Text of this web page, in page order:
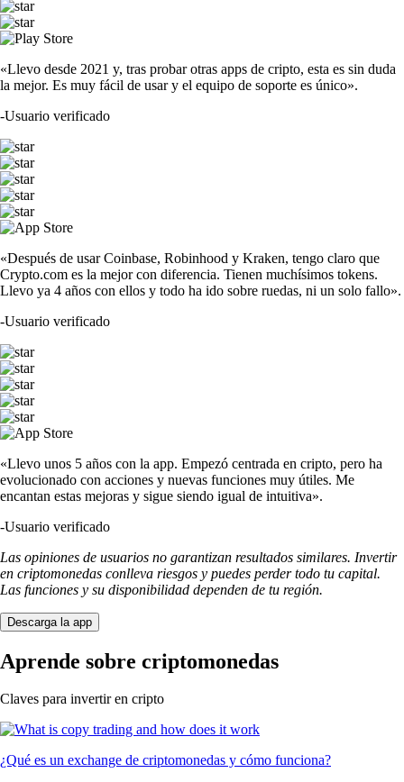
«Llevo desde 2021 y, tras probar otras apps de cripto, esta es sin duda
la mejor. Es muy fácil de usar y el equipo de soporte es único».
-Usuario verificado
«Después de usar Coinbase, Robinhood y Kraken, tengo claro que
Crypto.com es la mejor con diferencia. Tienen muchísimos tokens.
Llevo ya 4 años con ellos y todo ha ido sobre ruedas, ni un solo fallo».
-Usuario verificado
«Llevo unos 5 años con la app. Empezó centrada en cripto, pero ha
evolucionado con acciones y nuevas funciones muy útiles. Me
encantan estas mejoras y sigue siendo igual de intuitiva».
-Usuario verificado
Las opiniones de usuarios no garantizan resultados similares. Invertir
en criptomonedas conlleva riesgos y puedes perder todo tu capital.
Las funciones y su disponibilidad dependen de tu región.
Descarga la app
Aprende sobre criptomonedas
Claves para invertir en cripto
¿Qué es un exchange de criptomonedas y cómo funciona?